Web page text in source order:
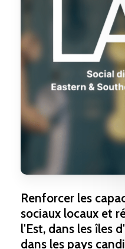
Renforcer les
sociaux locaux et
l'Est, dans les îles
dans les pays